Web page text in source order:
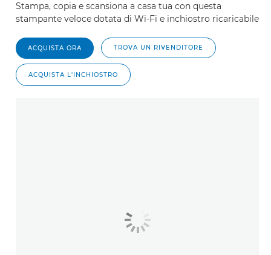
Stampa, copia e scansiona a casa tua con questa
stampante veloce dotata di Wi-Fi e inchiostro ricaricabile
ACQUISTA ORA TROVA UN RIVENDITORE
ACQUISTA L'INCHIOSTRO